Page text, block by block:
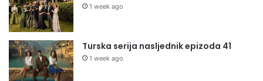
1 week ago
Turska serija nasljednik epizoda 41
1 week ago